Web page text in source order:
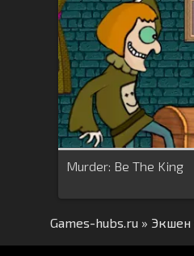
Murder: Be The King
Games-hubs.ru » Экшен